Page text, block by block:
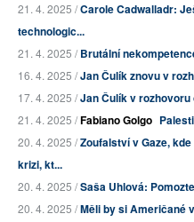
21. 4. 2025 /Carole Cadwalladr:
technologic...
21. 4. 2025 /Brutální
16. 4. 2025 /Jan Čulík znovu v
17. 4. 2025 /Jan Čulík v
21. 4. 2025 /Fabiano Golgo
20. 4. 2025 /Zoufalství v Gaze,
krizi, kt...
20. 4. 2025 /Saša Uhlová:
20. 4. 2025 /Měli by si Američané